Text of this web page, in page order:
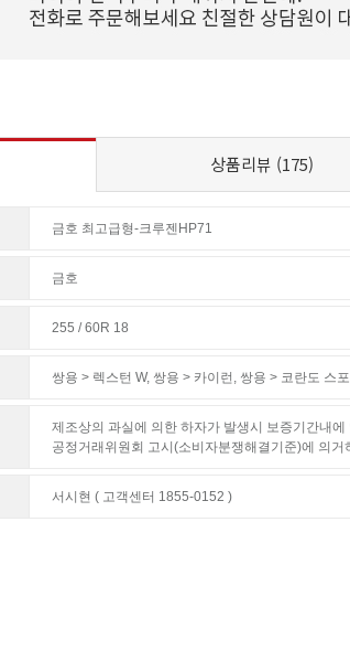
상품리뷰 (175)
금호 최고급형-크루젠HP71
금호
255 / 60R 18
쌍용 > 렉스턴 W, 쌍용 > 카이런 , 쌍용 > 코란도 스
제조상의 과실에 의한 하자가 발생시 보증기간내
공정거래위원회 고시(소비자분쟁해결기준)에 의거
서시현 ( 고객센터 1855-0152 )